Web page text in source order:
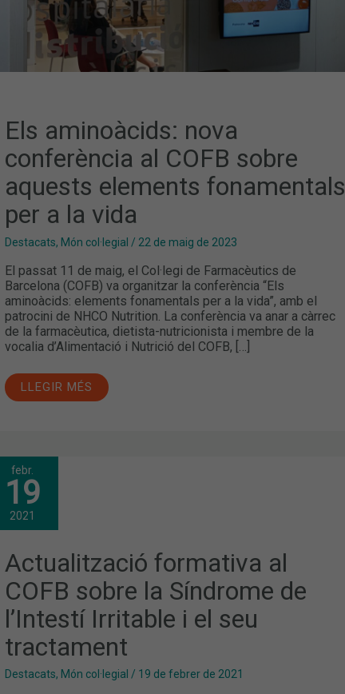
Els aminoàcids: nova
conferència al COFB sobre
aquests elements fonamentals
per a la vida
Destacats, Món col·legial / 22 de maig de 2023
El passat 11 de maig, el Col·legi de Farmacèutics de
Barcelona (COFB) va organitzar la conferència “Els
aminoàcids: elements fonamentals per a la vida”, amb el
patrocini de NHCO Nutrition. La conferència va anar a càrrec
de la farmacèutica, dietista-nutricionista i membre de la
vocalia d’Alimentació i Nutrició del COFB, […]
LA
VIDA
LLEGIR MÉS
febr.
19
2021
Actualització formativa al
COFB sobre la Síndrome de
l’Intestí Irritable i el seu
tractament
Destacats, Món col·legial / 19 de febrer de 2021
ACTUALITZACIÓ
FORMATIVA
AL
COFB
SOBRE
SÍNDROME
DE
L’INTESTÍ
IRRITABLE
I
EL
SEU
TRACTAMENT